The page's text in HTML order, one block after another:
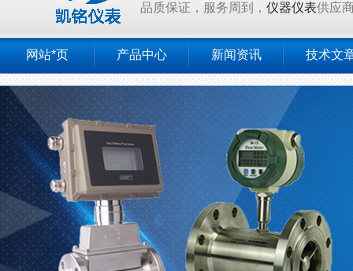
品质保证，服务周到， 仪器仪表供应
网站*页 产品中心 新闻资讯 技术文